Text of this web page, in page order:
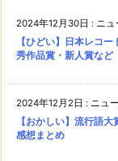
2024年12月30日 : ニ
【ひどい】日本レコ
秀作品賞・新人賞など
2024年12月2日 : ニュ
【おかしい】流行語
感想まとめ